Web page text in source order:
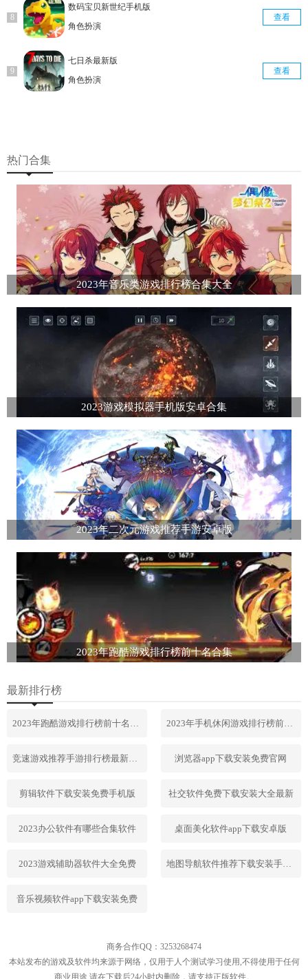
数码宝贝新世纪手机版
角色扮演
查看
七日杀最新版
角色扮演
查看
热门合集
2023年音乐类游戏排行榜合集大全
2023游戏模拟器手机版安卓合集
2023年二次元游戏推荐手游安卓版
2023年跑酷游戏排行榜前十名合集
最新排行榜
2023年跑酷游戏排行榜前十名合集 2023年手机休闲游戏排行榜前十名
竞速游戏推荐手游排行榜最新2023 浏览器app下载安装免费官网
剪辑软件下载安装免费手机版 社交软件免费下载安装大全最新
2023办公软件有哪些合集软件 桌面美化软件app下载安卓版
2023游戏辅助器软件大全免费 地图导航软件推荐下载安装手机版
音乐视频软件app下载安装免费
商务合作QQ：3253268474
本站发布的游戏及软件均来源于网络，仅用于人个测试学习使用,不得使用于任何